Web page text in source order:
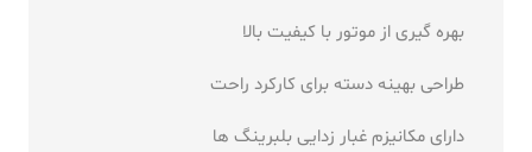
بهره گیری از موتور با کیفیت بالا
طراحی بهینه دسته برای کارکرد راحت
دارای مکانیزم غبار زدایی بلبرینگ ها